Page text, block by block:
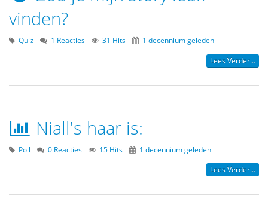
vinden?
Quiz 1 Reacties 31 Hits 1 decennium geleden
Lees Verder...
Niall's haar is:
Poll 0 Reacties 15 Hits 1 decennium geleden
Lees Verder...